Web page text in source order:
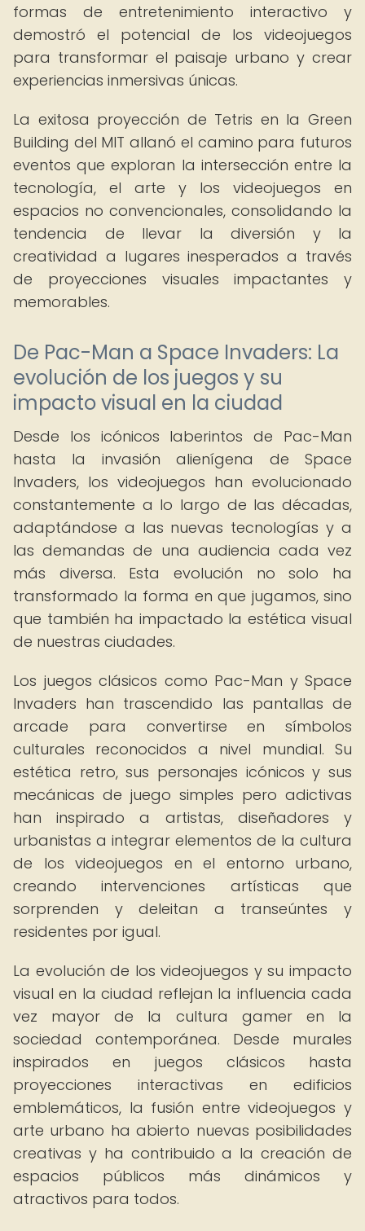
formas de entretenimiento interactivo y
demostró el potencial de los videojuegos
para transformar el paisaje urbano y crear
experiencias inmersivas únicas.
La exitosa proyección de Tetris en la Green
Building del MIT allanó el camino para futuros
eventos que exploran la intersección entre la
tecnología, el arte y los videojuegos en
espacios no convencionales, consolidando la
tendencia de llevar la diversión y la
creatividad a lugares inesperados a través
de proyecciones visuales impactantes y
memorables.
De Pac-Man a Space Invaders: La
evolución de los juegos y su
impacto visual en la ciudad
Desde los icónicos laberintos de Pac-Man
hasta la invasión alienígena de Space
Invaders, los videojuegos han evolucionado
constantemente a lo largo de las décadas,
adaptándose a las nuevas tecnologías y a
las demandas de una audiencia cada vez
más diversa. Esta evolución no solo ha
transformado la forma en que jugamos, sino
que también ha impactado la estética visual
de nuestras ciudades.
Los juegos clásicos como Pac-Man y Space
Invaders han trascendido las pantallas de
arcade para convertirse en símbolos
culturales reconocidos a nivel mundial. Su
estética retro, sus personajes icónicos y sus
mecánicas de juego simples pero adictivas
han inspirado a artistas, diseñadores y
urbanistas a integrar elementos de la cultura
de los videojuegos en el entorno urbano,
creando intervenciones artísticas que
sorprenden y deleitan a transeúntes y
residentes por igual.
La evolución de los videojuegos y su impacto
visual en la ciudad reflejan la influencia cada
vez mayor de la cultura gamer en la
sociedad contemporánea. Desde murales
inspirados en juegos clásicos hasta
proyecciones interactivas en edificios
emblemáticos, la fusión entre videojuegos y
arte urbano ha abierto nuevas posibilidades
creativas y ha contribuido a la creación de
espacios públicos más dinámicos y
atractivos para todos.